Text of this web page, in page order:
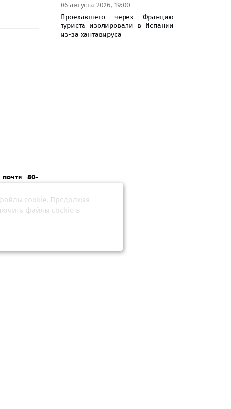
почти 80-
и
06 августа 2026, 19:00
Проехавшего через Францию
туриста изолировали в Испании
из-за хантавируса
cookie. Продолжая
файлы cookie в